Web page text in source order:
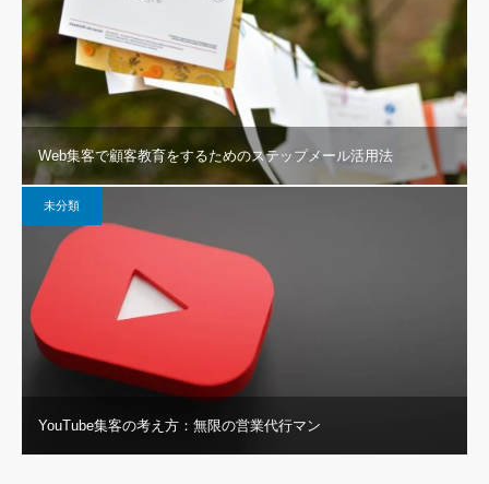
Web集客で顧客教育をするためのステップメール活用法
未分類
YouTube集客の考え方：無限の営業代行マン